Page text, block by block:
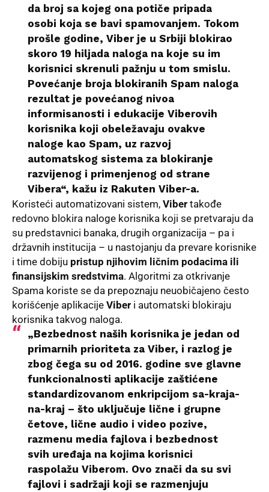
da broj sa kojeg ona potiče pripada
osobi koja se bavi spamovanjem. Tokom
prošle godine, Viber je u Srbiji blokirao
skoro 19 hiljada naloga na koje su im
korisnici skrenuli pažnju u tom smislu.
Povećanje broja blokiranih Spam naloga
rezultat je povećanog nivoa
informisanosti i edukacije Viberovih
korisnika koji obeležavaju ovakve
naloge kao Spam, uz razvoj
automatskog sistema za blokiranje
razvijenog i primenjenog od strane
Vibera“, kažu iz Rakuten Viber-a.
Koristeći automatizovani sistem, Viber takođe
redovno blokira naloge korisnika koji se pretvaraju da
su predstavnici banaka, drugih organizacija – pa i
državnih institucija – u nastojanju da prevare korisnike
i time dobiju pristup njihovim ličnim podacima ili
finansijskim sredstvima. Algoritmi za otkrivanje
Spama koriste se da prepoznaju neuobičajeno često
korišćenje aplikacije Viber i automatski blokiraju
korisnika takvog naloga.
„Bezbednost naših korisnika je jedan od
primarnih prioriteta za Viber, i razlog je
zbog čega su od 2016. godine sve glavne
funkcionalnosti aplikacije zaštićene
standardizovanom enkripcijom sa-kraja-
na-kraj – što uključuje lične i grupne
četove, lične audio i video pozive,
razmenu media fajlova i bezbednost
svih uređaja na kojima korisnici
raspolažu Viberom. Ovo znači da su svi
fajlovi i sadržaji koji se razmenjuju